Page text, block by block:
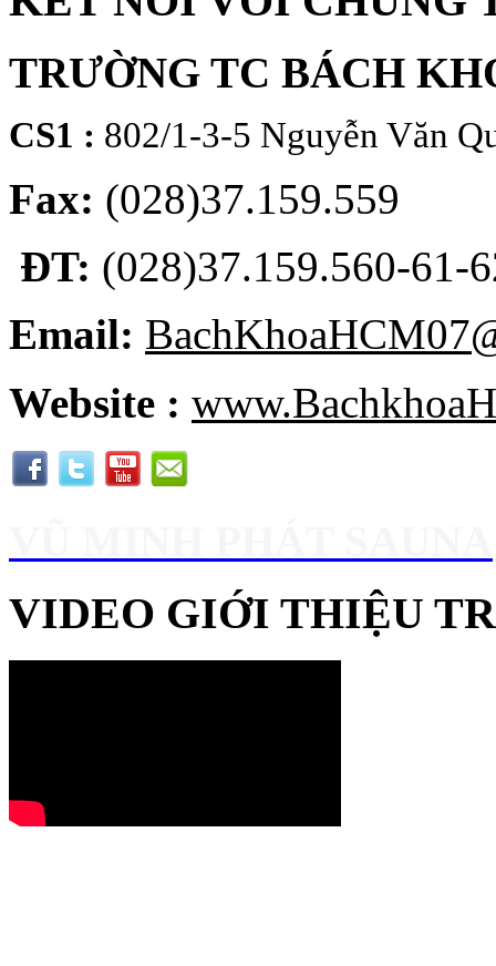
TRƯỜNG TC BÁCH
CS1 : 802/1-3-5 Nguyễn Văn
Fax: (028)37.159.559
ĐT: (028)37.159.560-61-
Email:
Website :
VIDEO GIỚI THIỆU